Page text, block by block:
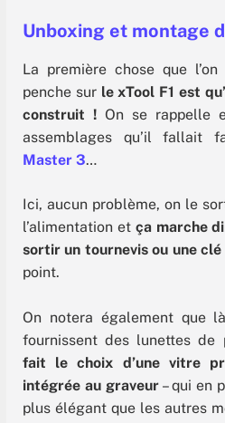
Unboxing et montage
La première chose que l’on
penche sur le xTool F1 est
construit ! On se rappelle
assemblages qu’il fallait
Master 3…
Ici, aucun problème, on le
l’alimentation et ça marche
sortir un tournevis ou une
point.
On notera également que
fournissent des lunettes de
fait le choix d’une vitre
intégrée au graveur – qui en
plus élégant que les autres